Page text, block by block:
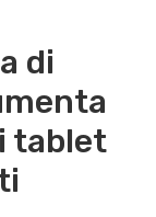
di
tablet